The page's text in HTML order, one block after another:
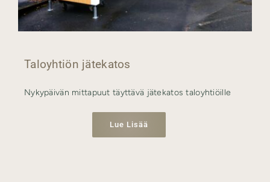
Taloyhtiön jätekatos
Nykypäivän mittapuut täyttävä jätekatos taloyhtiöille
Lue Lisää